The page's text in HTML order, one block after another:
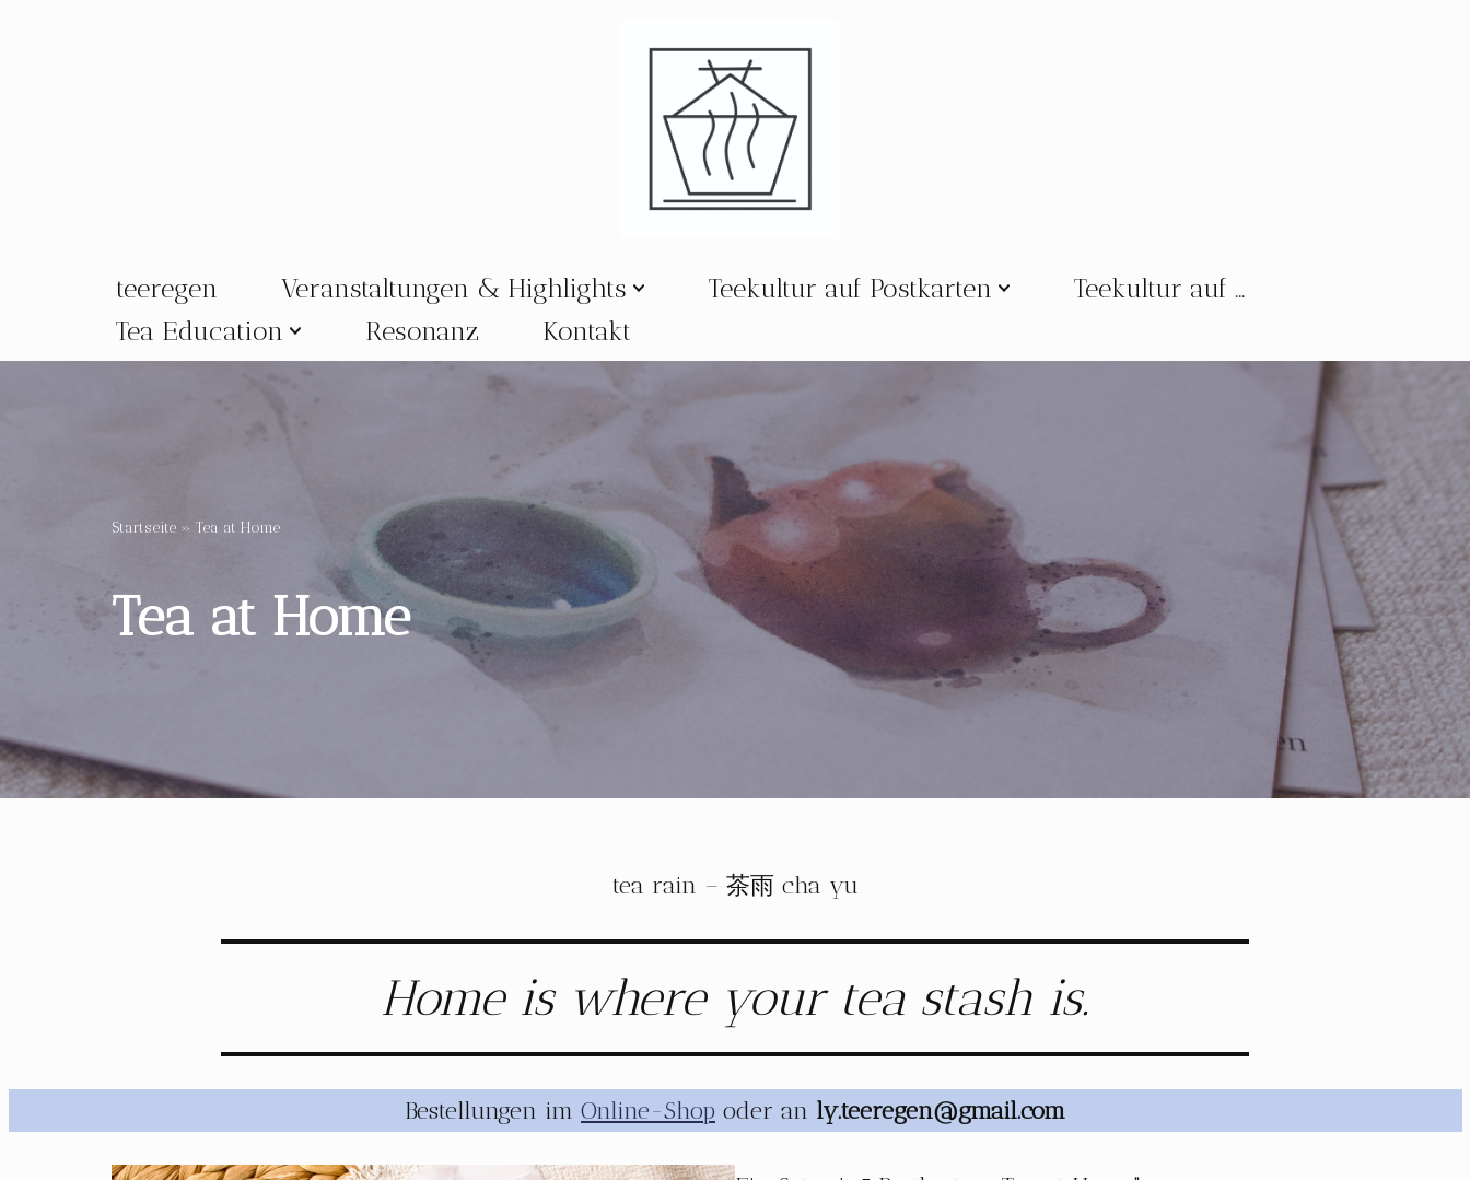
teeregen Veranstaltungen & Highlights Teekultur auf Postkarten
Teekultur auf …
Tea Education
Resonanz Kontakt
Startseite » Tea at Home
Tea at Home
tea rain – 茶雨 cha yu
Home is where your tea stash is.
Bestellungen im Online-Shop oder an ly.teeregen@gmail.com